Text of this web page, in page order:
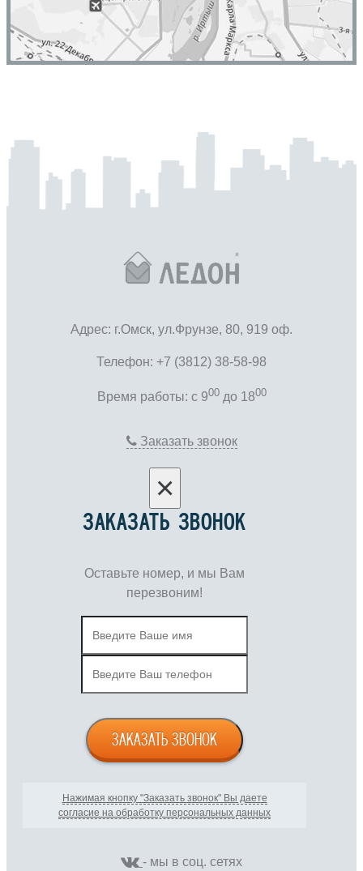
Адрес: г.Омск, ул.Фрунзе, 80, 919 оф.
Телефон: +7 (3812) 38-58-98
Время работы: c 900до 1800
Заказать звонок
×
ЗАКАЗАТЬ ЗВОНОК
Оставьте номер, и мы Вам
перезвоним!
ЗАКАЗАТЬ ЗВОНОК
Нажимая кнопку "Заказать звонок" Вы даете
согласие на обработку персональных данных
- мы в соц. сетях